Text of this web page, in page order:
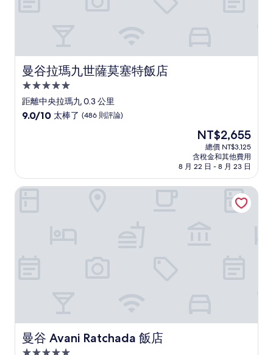
曼谷拉瑪九世薩莫塞特飯店
曼谷拉瑪九世薩莫塞特飯店
5.0
星
級
距離中央拉瑪九 0.3 公里
9.0
太
棒
9.0/10 太棒了 (486 則評論)
現
價
格
為
NT$2,655
NT$2,655
總價 NT$3,125
含稅金和其他費用
8 月 22 日 - 8 月 23 日
曼谷 Avani Ratchada 飯店
曼谷 Avani Ratchada 飯店
曼谷 Avani Ratchada 飯店